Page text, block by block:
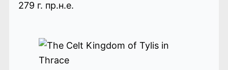
279 г. пр.н.е.